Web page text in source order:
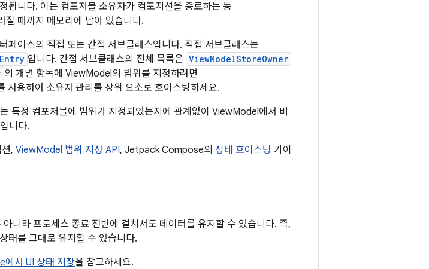
됩니다. 이는 컴포저블 소유자가 컴포지션을 종료하는 등
질 때까지 메모리에 남아 있습니다.
페이스의 직접 또는 간접 서브클래스입니다. 직접 서브클래스는
입니다. 간접 서브클래스의 전체 목록은 ViewModelStoreOwner
의 개별 항목에 ViewModel의 범위를 지정하려면
사용하여 소유자 관리를 상위 요소로 호이스팅하세요.
특정 컴포저블에 범위가 지정되었는지에 관계없이 ViewModel에서 비
니다.
, ViewModel 범위 지정 API, Jetpack Compose의 상태 호이스팅 가이
니라 프로세스 종료 전반에 걸쳐서도 데이터를 유지할 수 있습니다. 즉,
태를 그대로 유지할 수 있습니다.
에서 UI 상태 저장을 참고하세요.